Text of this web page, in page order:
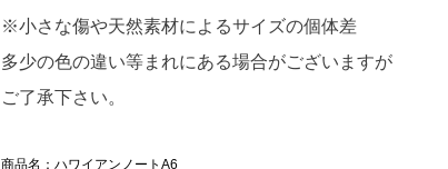
※小さな傷や天然素材によるサイズの個体差
多少の色の違い等まれにある場合がございますが
ご了承下さい。
商品名：ハワイアンノートA6